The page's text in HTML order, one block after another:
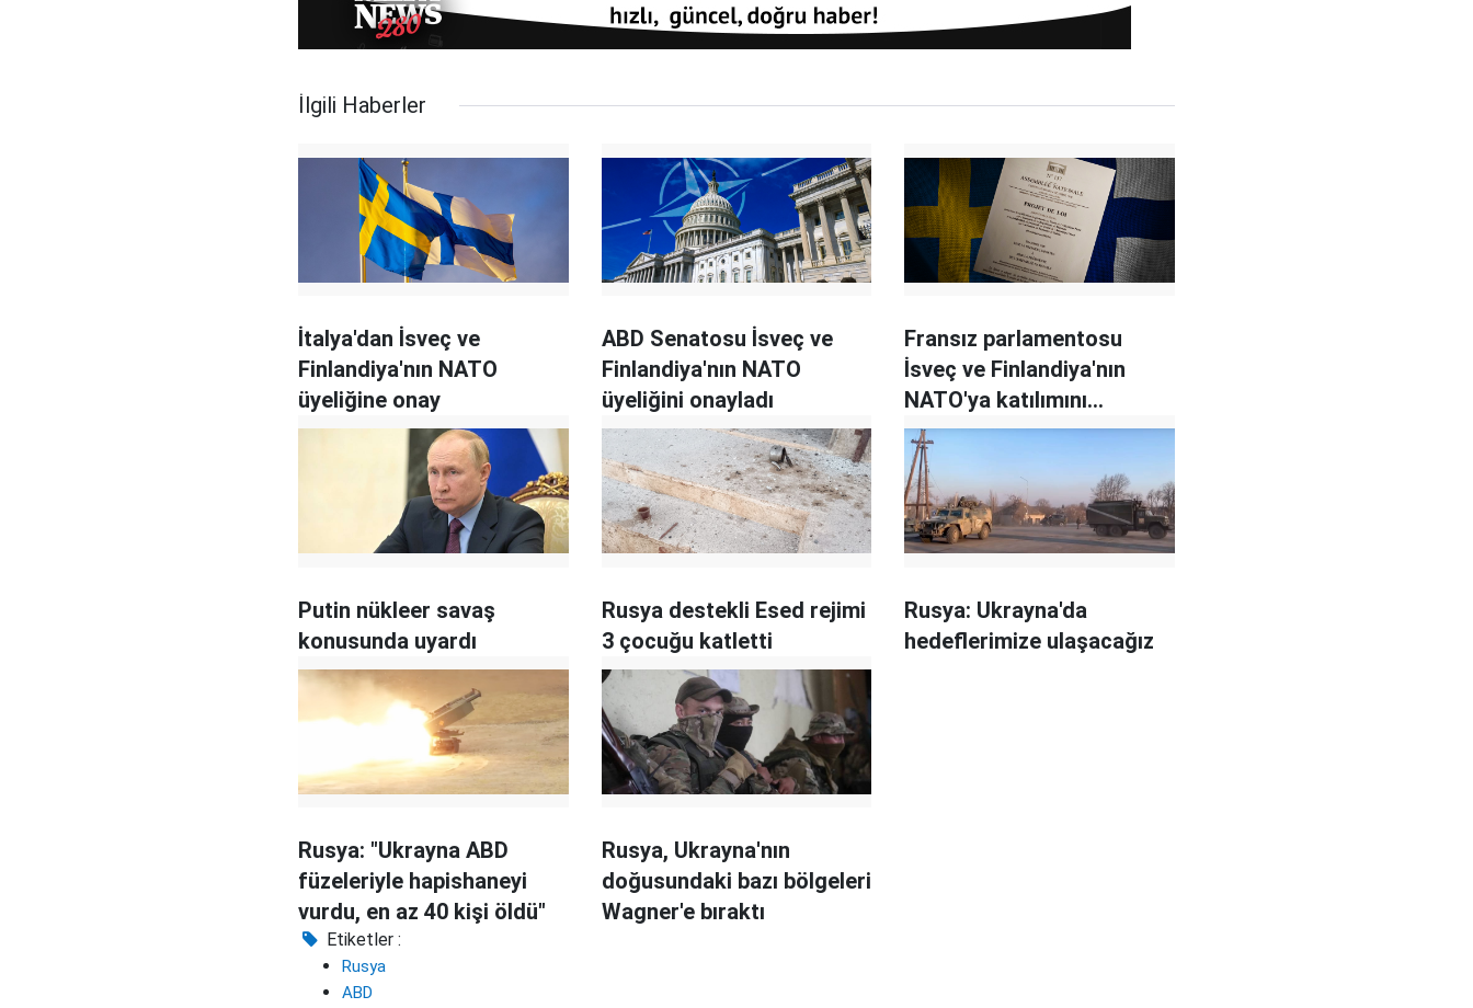
İlgili Haberler
İtalya'dan İsveç ve
Finlandiya'nın NATO
üyeliğine onay
ABD Senatosu İsveç ve
Finlandiya'nın NATO
üyeliğini onayladı
Fransız parlamentosu
İsveç ve Finlandiya'nın
NATO'ya katılımını
onayladı
Putin nükleer savaş
konusunda uyardı
Rusya destekli Esed rejimi
3 çocuğu katletti
Rusya: Ukrayna'da
hedeflerimize ulaşacağız
Rusya: "Ukrayna ABD
füzeleriyle hapishaneyi
vurdu, en az 40 kişi öldü"
Rusya, Ukrayna'nın
doğusundaki bazı bölgeleri
Wagner'e bıraktı
Etiketler :
Rusya
ABD